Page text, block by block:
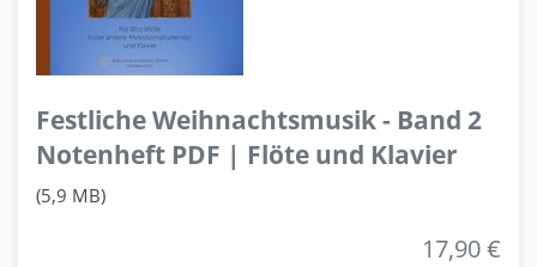
Festliche Weihnachtsmusik - Band 2
Notenheft PDF | Flöte und Klavier
(5,9 MB)
17,90 €